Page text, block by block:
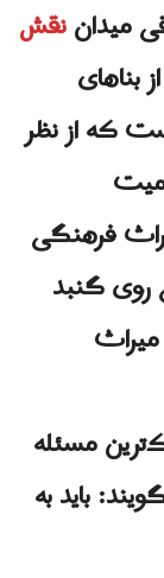
میداننقش
بناهای
که از نظر
فرهنگی
روی گنبد
مسئله
باید به